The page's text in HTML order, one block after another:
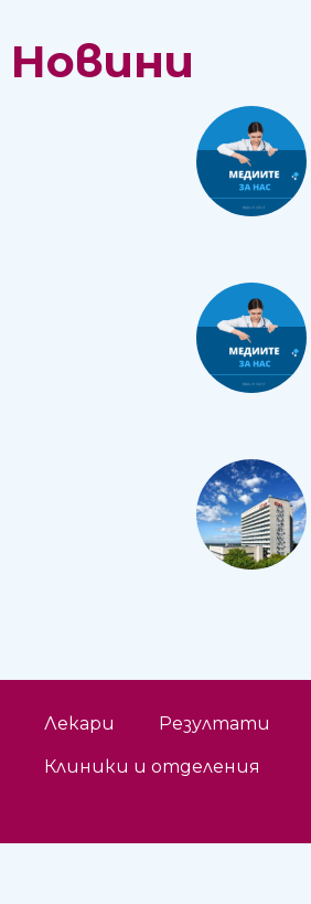
Новини
Лекари Резултати
Клиники и отделения